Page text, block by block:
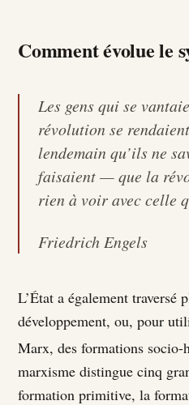
Comment évolue le
Les gens qui se
révolution se
lendemain qu’ils ne
faisaient — que la
rien à voir avec celle
Friedrich Engels
L’État a également traversé
développement, ou, pour
Marx, des formations socio-
marxisme distingue cinq
formation primitive, la